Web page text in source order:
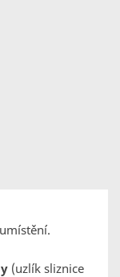
(uzlík sliznice